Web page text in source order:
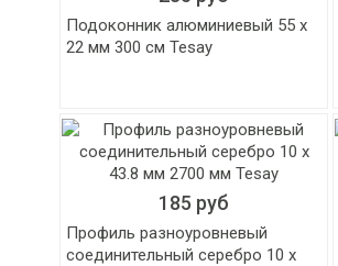
Подоконник алюминиевый 55 х
22 мм 300 см Tesay
185 руб
Профиль разноуровневый
соединительный серебро 10 х